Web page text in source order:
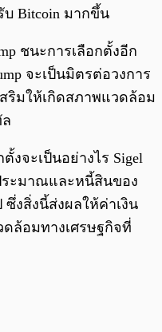
Bitcoin มากขึ้น
ชนะการเลือกตั้งอีก
จะเป็นมิตรต่อวงการ
ริมให้เกิดสภาพแวดล้อม
งจะเป็นอย่างไร Sigel
ะมาณและหนี้สินของ
งสิ่งนี้ส่งผลให้ค่าเงิน
ล้อมทางเศรษฐกิจที่